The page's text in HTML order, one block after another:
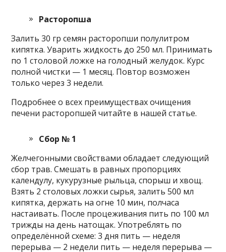
Расторопша
Залить 30 гр семян расторопши полулитром
кипятка. Уварить жидкость до 250 мл. Принимать
по 1 столовой ложке на голодный желудок. Курс
полной чистки — 1 месяц. Повтор возможен
только через 3 недели.
Подробнее о всех преимуществах очищения
печени расторопшей читайте в нашей статье.
Сбор № 1
Желчегонными свойствами обладает следующий
сбор трав. Смешать в равных пропорциях
календулу, кукурузные рыльца, спорыш и хвощ.
Взять 2 столовых ложки сырья, залить 500 мл
кипятка, держать на огне 10 мин, полчаса
настаивать. После процеживания пить по 100 мл
трижды на день натощак. Употреблять по
определённой схеме: 3 дня пить — неделя
перерыва — 2 недели пить — неделя перерыва —